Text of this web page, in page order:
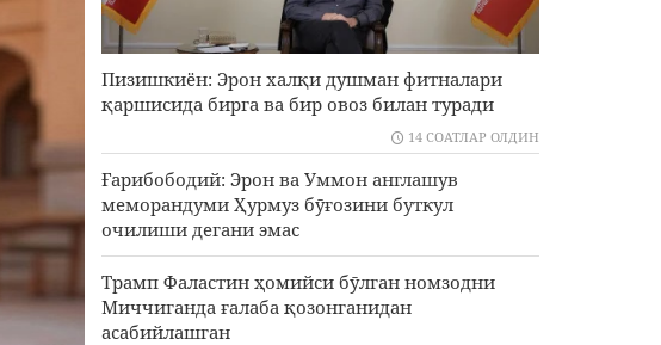
Пизишкиён: Эрон халқи душман фитналари
қаршисида бирга ва бир овоз билан туради
14 СОАТЛАР ОЛДИН
Ғарибободий: Эрон ва Уммон англашув
меморандуми Ҳурмуз бӯғозини буткул
очилиши дегани эмас
Трамп Фаластин ҳомийси бӯлган номзодни
Миччиганда ғалаба қозонганидан
асабийлашган